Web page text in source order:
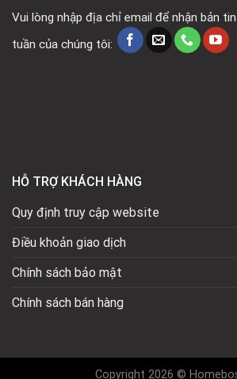
Vui lòng nhập địa chỉ email để nhận bản
tuần của chúng tôi:
HỖ TRỢ KHÁCH HÀNG
Quy định truy cập website
Điều khoản giao dịch
Chính sách bảo mật
Chính sách bán hàng
Copyright 2026 ©